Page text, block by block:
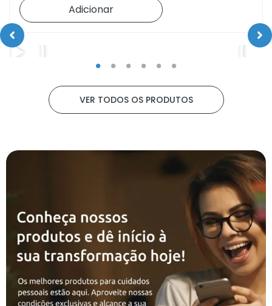
Adicionar
VER TODOS OS PRODUTOS